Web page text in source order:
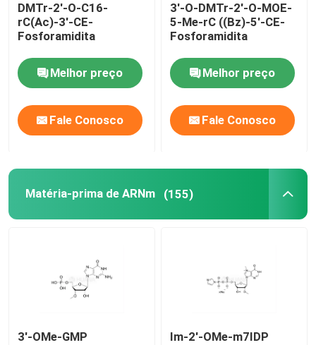
Succinatos
Nucleósidos
Reagentes de síntese de oligo
Serviços personalizados
DMTr-2'-O-C16-
rC(Ac)-3'-CE-
Fosforamidita
Melhor preço
Fale Conosco
3'-O-DMTr-2'-O-MOE-
5-Me-rC ((Bz)-5'-CE-
Fosforamidita
Melhor preço
Fale Conosco
Matéria-prima de ARNm (155)
3'-OMe-GMP Im-2'-OMe-m7IDP